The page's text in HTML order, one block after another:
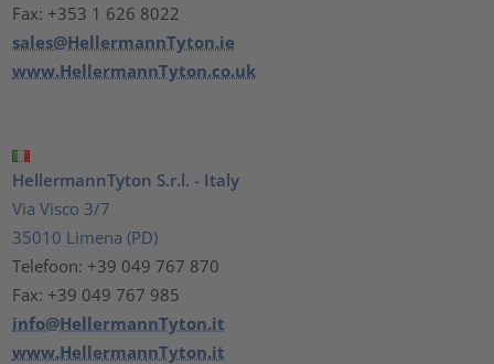
Fax: +353 1 626 8022
sales@HellermannTyton.ie
www.HellermannTyton.co.uk
HellermannTyton S.r.l. - Italy
Via Visco 3/7
35010 Limena (PD)
Telefoon: +39 049 767 870
Fax: +39 049 767 985
info@HellermannTyton.it
www.HellermannTyton.it